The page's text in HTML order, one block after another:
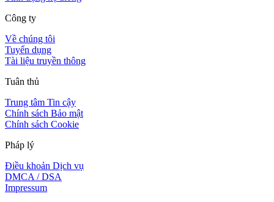
Công ty
Về chúng tôi
Tuyển dụng
Tài liệu truyền thông
Tuân thủ
Trung tâm Tin cậy
Chính sách Bảo mật
Chính sách Cookie
Pháp lý
Điều khoản Dịch vụ
DMCA / DSA
Impressum